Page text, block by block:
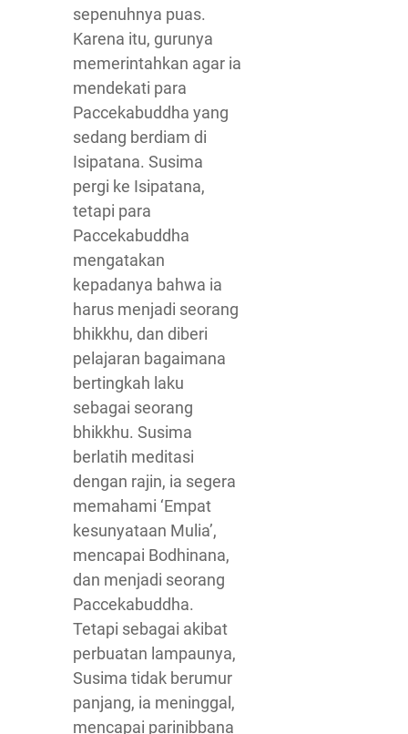
sepenuhnya puas.
Karena itu, gurunya
memerintahkan agar ia
mendekati para
Paccekabuddha yang
sedang berdiam di
Isipatana. Susima
pergi ke Isipatana,
tetapi para
Paccekabuddha
mengatakan
kepadanya bahwa ia
harus menjadi seorang
bhikkhu, dan diberi
pelajaran bagaimana
bertingkah laku
sebagai seorang
bhikkhu. Susima
berlatih meditasi
dengan rajin, ia segera
memahami ‘Empat
kesunyataan Mulia’,
mencapai Bodhinana,
dan menjadi seorang
Paccekabuddha.
Tetapi sebagai akibat
perbuatan lampaunya,
Susima tidak berumur
panjang, ia meninggal,
mencapai parinibbana